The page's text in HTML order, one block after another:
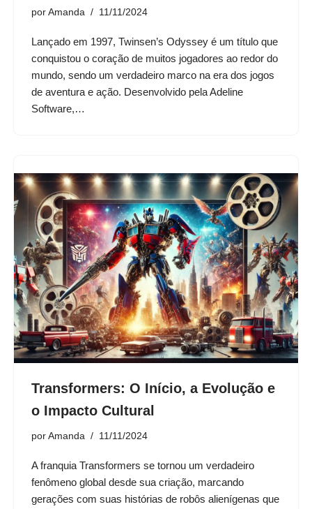
por Amanda 11/11/2024
Lançado em 1997, Twinsen’s Odyssey é um título que
conquistou o coração de muitos jogadores ao redor do
mundo, sendo um verdadeiro marco na era dos jogos
de aventura e ação. Desenvolvido pela Adeline
Software,…
Transformers: O Início, a Evolução e
o Impacto Cultural
por Amanda 11/11/2024
A franquia Transformers se tornou um verdadeiro
fenômeno global desde sua criação, marcando
gerações com suas histórias de robôs alienígenas que